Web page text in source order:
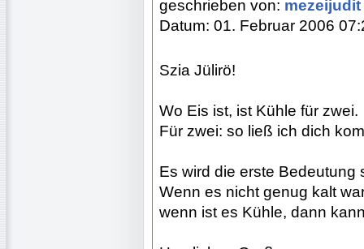
geschrieben von: mezeijudit
Datum: 01. Februar 2006
Szia Jülirö!
Wo Eis ist, ist Kühle für zwei.
Für zwei: so ließ ich dich
Es wird die erste Bedeutung
Wenn es nicht genug kalt
wenn ist es Kühle, dann